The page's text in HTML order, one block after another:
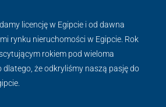
licencję w Egipcie i od dawna
rynku nieruchomości w Egipcie. Rok
rokiem pod wieloma
dlatego, że odkryliśmy naszą pasję do